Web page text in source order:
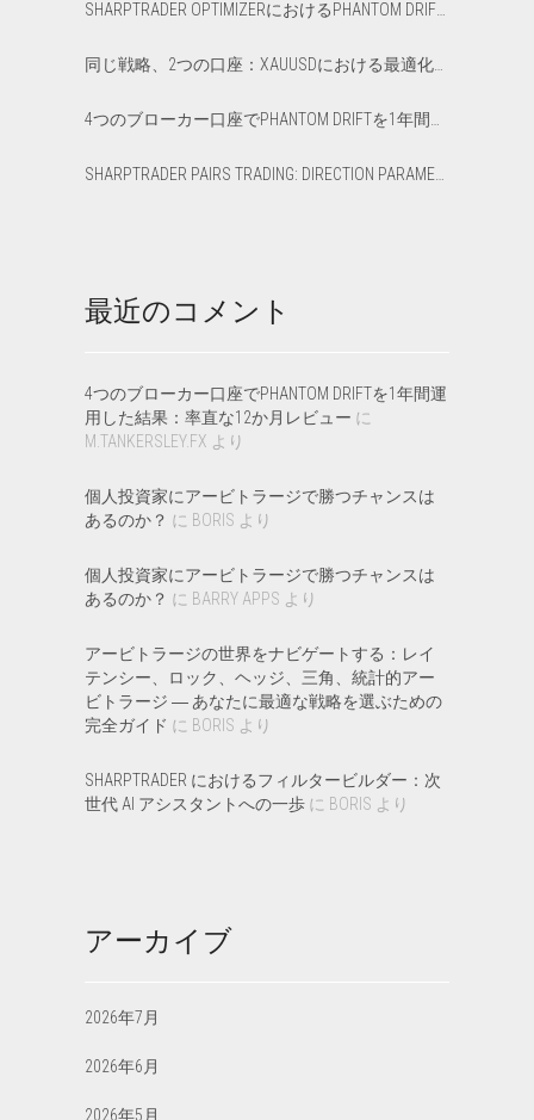
最近のコメント
4つのブローカー口座でPHANTOM DRIFTを1年間運
用した結果：率直な12か月レビュー に
M.TANKERSLEY.FX より
個人投資家にアービトラージで勝つチャンスは
あるのか？ に BORIS より
個人投資家にアービトラージで勝つチャンスは
あるのか？ に BARRY APPS より
アービトラージの世界をナビゲートする：レイ
テンシー、ロック、ヘッジ、三角、統計的アー
ビトラージ ― あなたに最適な戦略を選ぶための
完全ガイド に BORIS より
SHARPTRADER におけるフィルタービルダー：次
世代 AI アシスタントへの一歩 に BORIS より
アーカイブ
2026年7月
2026年6月
2026年5月